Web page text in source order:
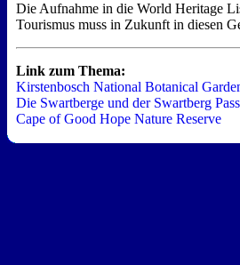
Die Aufnahme in die World Heritage
Tourismus muss in Zukunft in diesen
Link zum Thema:
Kirstenbosch National Botanical
Die Swartberge und der Swartberg
Cape of Good Hope Nature Reserve